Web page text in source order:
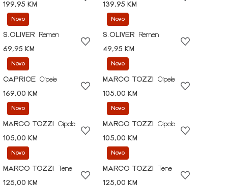
199,95 KM
139,95 KM
Novo
S.OLIVER
Remen
69,95 KM
Novo
S.OLIVER
Remen
49,95 KM
Novo
CAPRICE Cipele
169,00 KM
Novo
MARCO TOZZI
Cipele
105,00 KM
Novo
MARCO TOZZI
Cipele
105,00 KM
Novo
MARCO TOZZI
Cipele
105,00 KM
Novo
MARCO TOZZI
Tene
125,00 KM
Novo
MARCO TOZZI
Tene
125,00 KM